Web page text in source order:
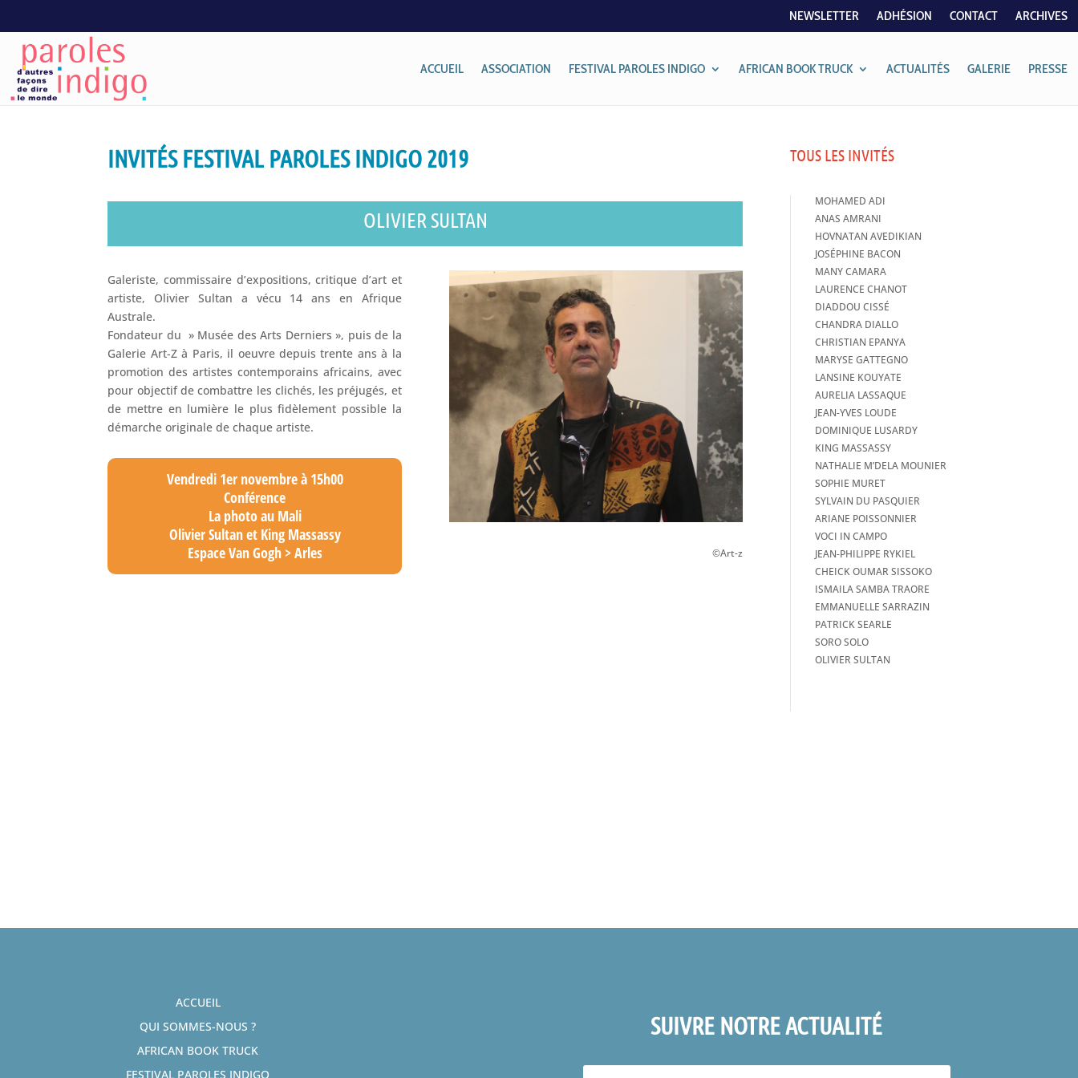
NEWSLETTER ADHÉSION CONTACT ARCHIVES
ACCUEIL ASSOCIATION FESTIVAL PAROLES INDIGO AFRICAN BOOK TRUCK ACTUALITÉS GALERIE PRESSE
INVITÉS FESTIVAL PAROLES INDIGO 2019
OLIVIER SULTAN
Galeriste, commissaire d’expositions, critique d’art et
artiste, Olivier Sultan a vécu 14 ans en Afrique
Australe.
Fondateur du » Musée des Arts Derniers », puis de la
Galerie Art-Z à Paris, il oeuvre depuis trente ans à la
promotion des artistes contemporains africains, avec
pour objectif de combattre les clichés, les préjugés, et
de mettre en lumière le plus fidèlement possible la
démarche originale de chaque artiste.
Vendredi 1er novembre à 15h00
Conférence
La photo au Mali
Olivier Sultan et King Massassy
Espace Van Gogh > Arles
©Art-z
TOUS LES INVITÉS
MOHAMED ADI
ANAS AMRANI
HOVNATAN AVEDIKIAN
JOSÉPHINE BACON
MANY CAMARA
LAURENCE CHANOT
DIADDOU CISSÉ
CHANDRA DIALLO
CHRISTIAN EPANYA
MARYSE GATTEGNO
LANSINE KOUYATE
AURELIA LASSAQUE
JEAN-YVES LOUDE
DOMINIQUE LUSARDY
KING MASSASSY
NATHALIE M’DELA MOUNIER
SOPHIE MURET
SYLVAIN DU PASQUIER
ARIANE POISSONNIER
VOCI IN CAMPO
JEAN-PHILIPPE RYKIEL
CHEICK OUMAR SISSOKO
ISMAILA SAMBA TRAORE
EMMANUELLE SARRAZIN
PATRICK SEARLE
SORO SOLO
OLIVIER SULTAN
ACCUEIL
QUI SOMMES-NOUS ?
AFRICAN BOOK TRUCK
FESTIVAL PAROLES INDIGO
SUIVRE NOTRE ACTUALITÉ